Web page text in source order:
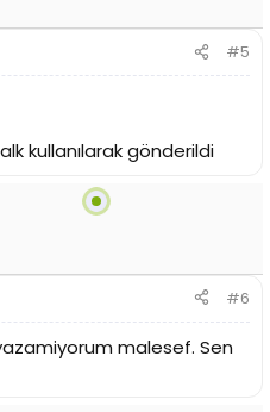
#5
kullanılarak gönderildi
#6
malesef. Sen